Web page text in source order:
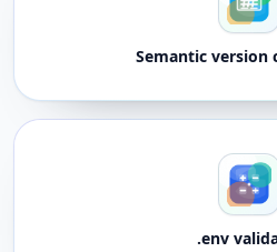
Semantic version
.env